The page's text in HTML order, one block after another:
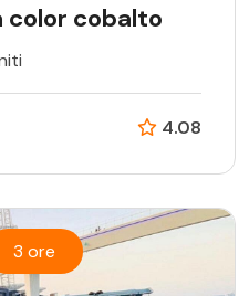
color cobalto
4.08
3 ore